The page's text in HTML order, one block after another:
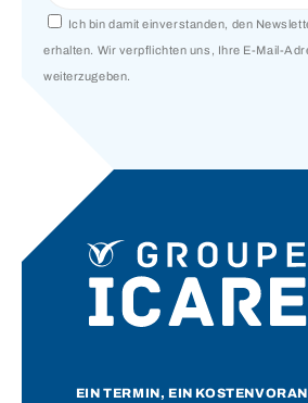
Ich bin damit einverstanden, den
erhalten. Wir verpflichten uns, Ihre E-Mail-
weiterzugeben.
EIN TERMIN, EIN